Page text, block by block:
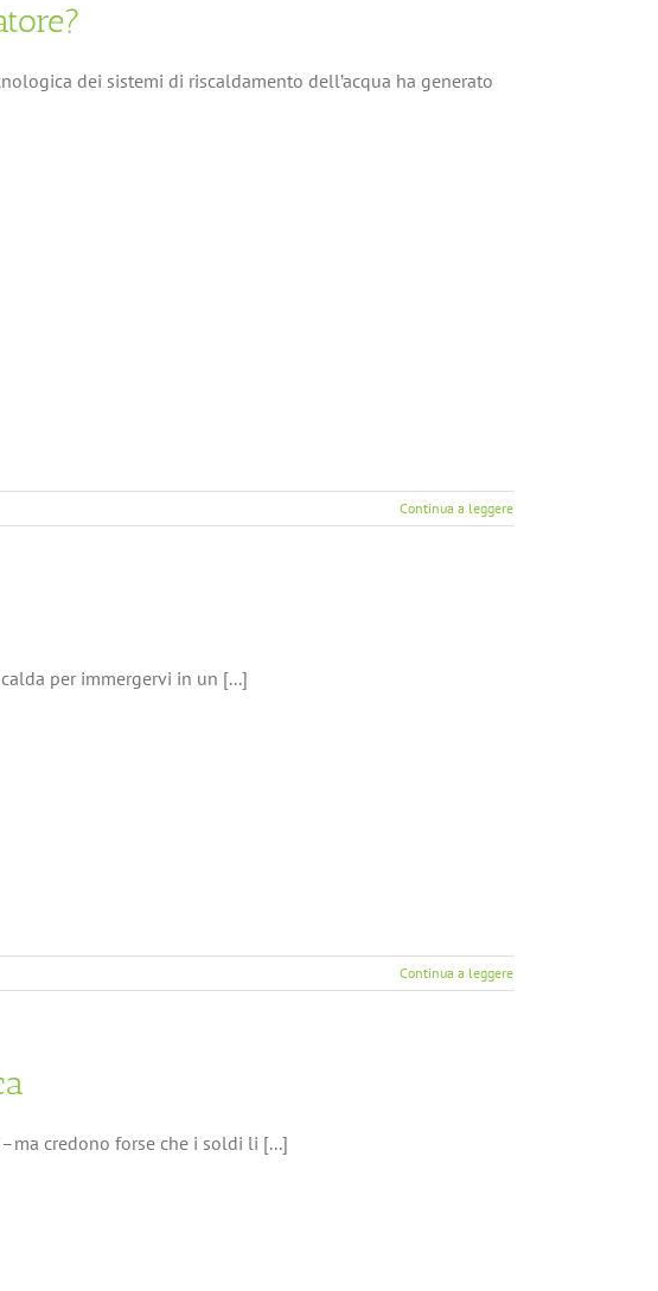
dei sistemi di riscaldamento dell’acqua ha generato
Continua a leggere
per immergervi in un [...]
Continua a leggere
credono forse che i soldi li [...]